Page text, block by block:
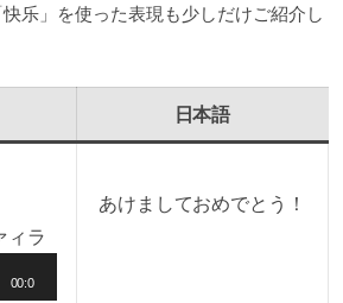
乐」を使った表現も少しだけご紹介し
日本語
ィラ
00:0
あけましておめでとう！